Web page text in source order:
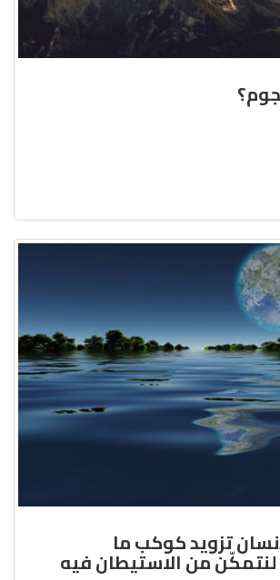
تزويد كوكب ما
لنتمكّن من الاستيطان فيه